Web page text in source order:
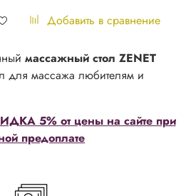
Добавить в сравнение
5% от цены на сайте при
предоплате
массажный стол ZENET
для массажа любителям и